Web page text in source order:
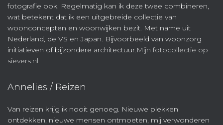
fotografie ook. Regelmatig kan ik deze twee combineren,
wat betekent dat ik een uitgebreide collectie van
woonconcepten en woonwijken bezit. Met name uit
Nederland, de VS en Japan. Bijvoorbeeld van woonzorg
initiatieven of bijzondere architectuur.Mijn fotocollectie op
sievers.nl
Annelies / Reizen
Van reizen krijg ik nooit genoeg. Nieuwe plekken
ontdekken, nieuwe mensen ontmoeten, mij verwonderen